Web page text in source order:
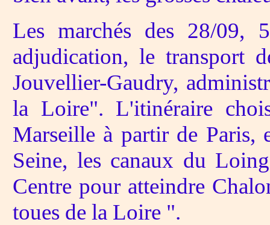
Les marchés des 28/09,
adjudication, le transport
Jouvellier-Gaudry,
la Loire". L'itinéraire
Marseille à partir de Paris,
Seine, les canaux du
Centre pour atteindre
toues de la Loire ".